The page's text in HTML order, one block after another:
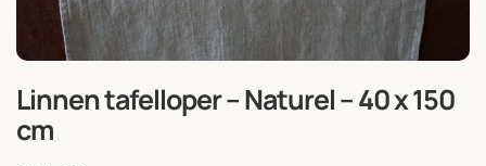
Linnen tafelloper – Naturel – 40 x 150
cm